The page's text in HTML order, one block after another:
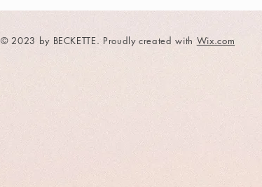
© 2023 by BECKETTE. Proudly created with Wix.com